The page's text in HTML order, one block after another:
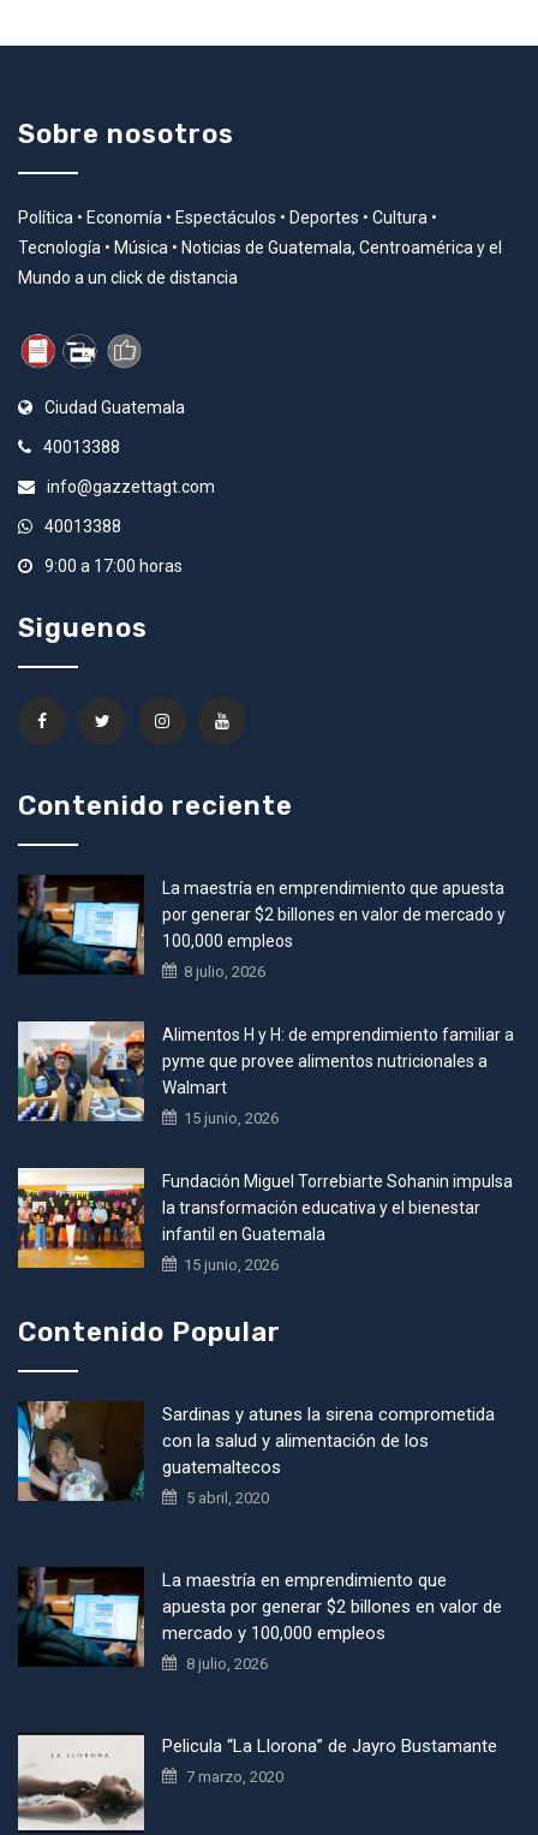
Sobre nosotros
Política • Economía • Espectáculos • Deportes • Cultura •
Tecnología • Música • Noticias de Guatemala, Centroamérica y el
Mundo a un click de distancia
Ciudad Guatemala
40013388
info@gazzettagt.com
40013388
9:00 a 17:00 horas
Siguenos
Contenido reciente
La maestría en emprendimiento que apuesta
por generar $2 billones en valor de mercado y
100,000 empleos
8 julio, 2026
Alimentos H y H: de emprendimiento familiar a
pyme que provee alimentos nutricionales a
Walmart
15 junio, 2026
Fundación Miguel Torrebiarte Sohanin impulsa
la transformación educativa y el bienestar
infantil en Guatemala
15 junio, 2026
Contenido Popular
Sardinas y atunes la sirena comprometida
con la salud y alimentación de los
guatemaltecos
5 abril, 2020
La maestría en emprendimiento que
apuesta por generar $2 billones en valor de
mercado y 100,000 empleos
8 julio, 2026
Pelicula “La Llorona” de Jayro Bustamante
7 marzo, 2020